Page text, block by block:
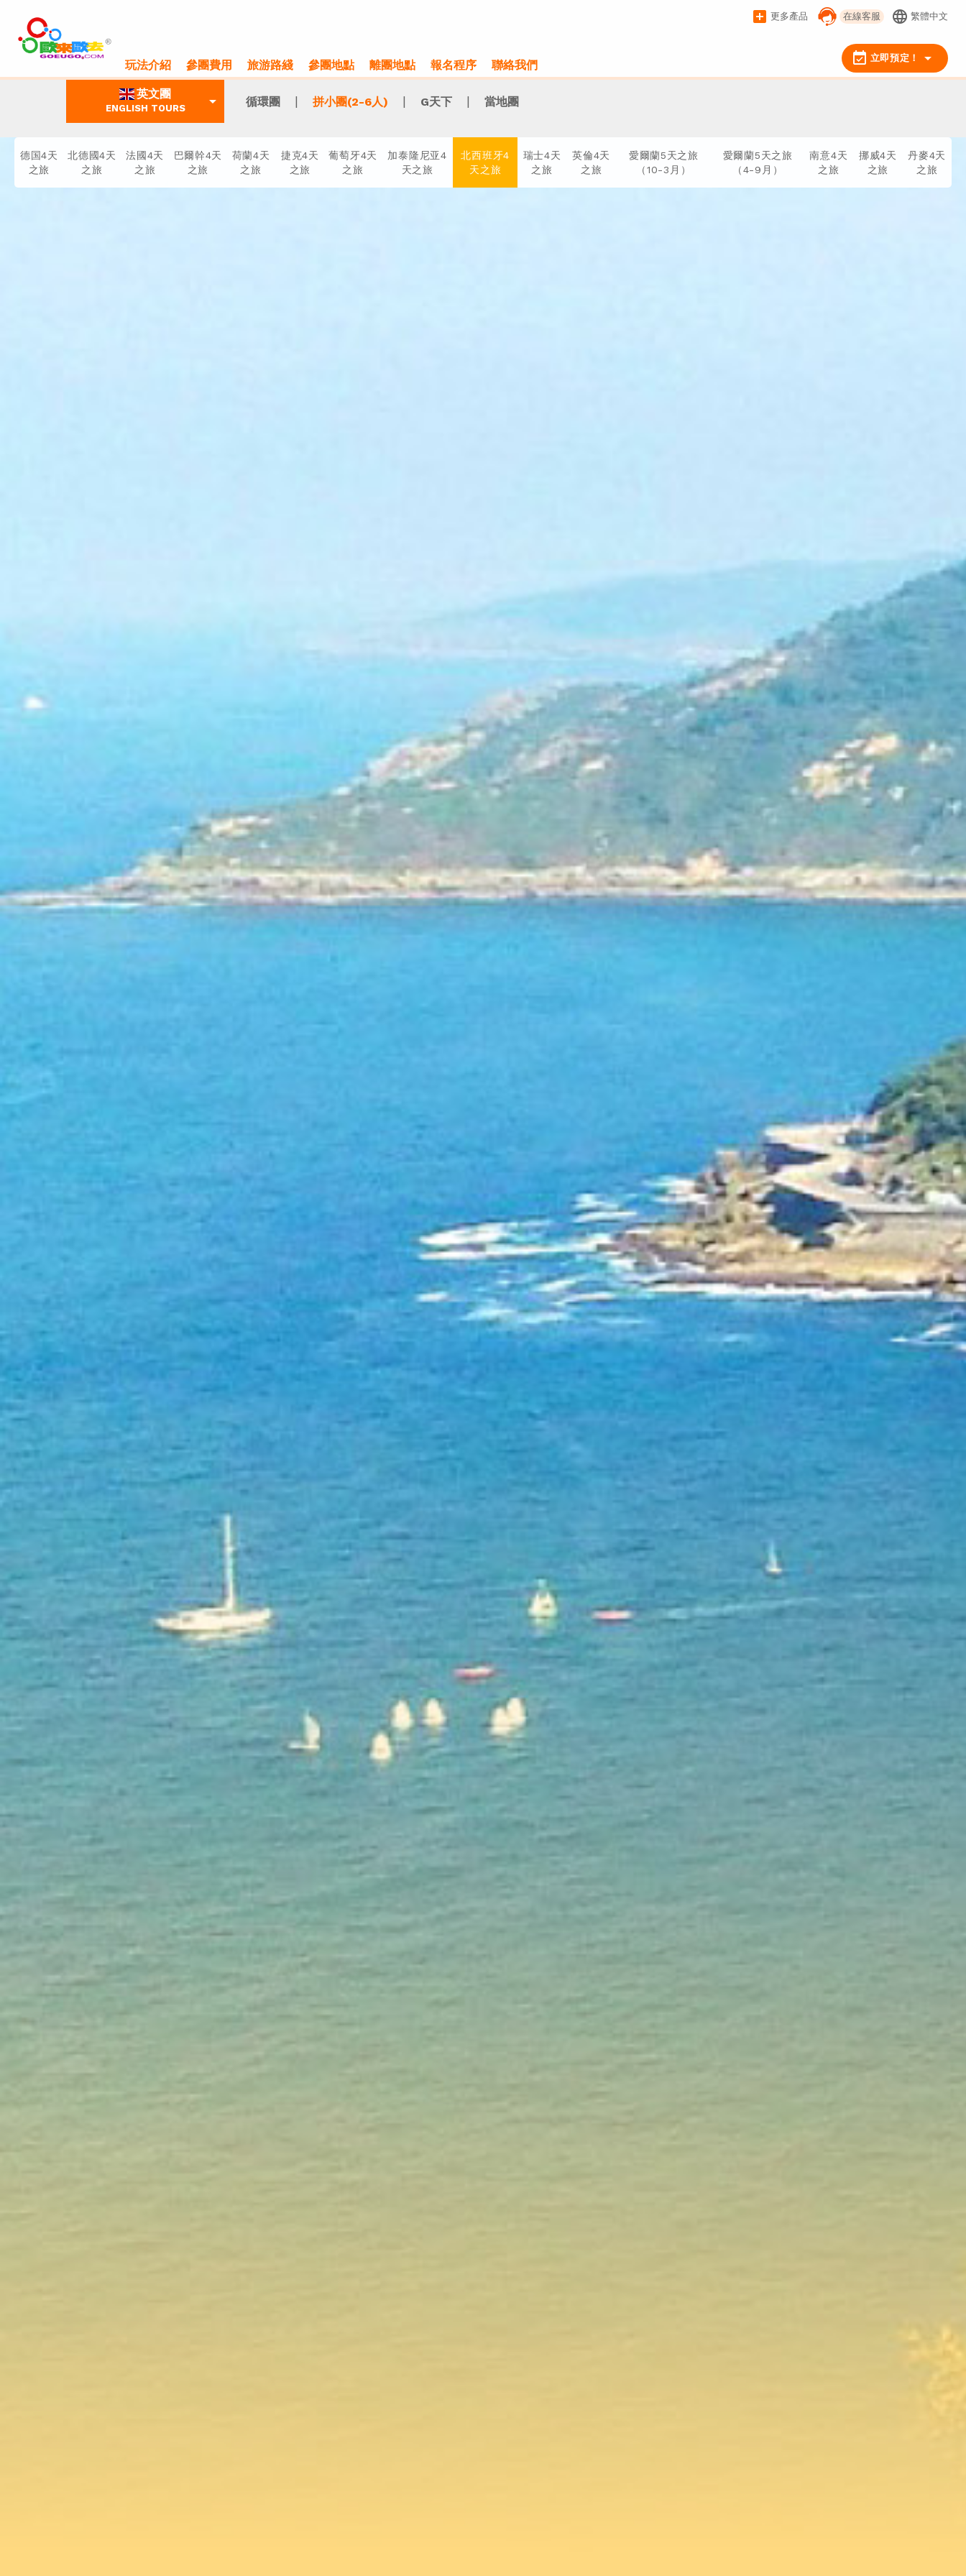
玩法介紹 參團費用 旅游路綫 參團地點 離團地點 報名程序 聯絡我們
add_box 更多產品 在線客服 language 繁體中文
event_available 立即預定！ arrow_drop_down
英文團
ENGLISH TOURS arrow_drop_down 循環團 | 拼小團(2-6人) | G天下 | 當地團
德国4天
之旅
北德國4天
之旅
法國4天
之旅
巴爾幹4天
之旅
荷蘭4天
之旅
捷克4天
之旅
葡萄牙4天
之旅
加泰隆尼亚4
天之旅
北西班牙4
天之旅
瑞士4天
之旅
英倫4天
之旅
愛爾蘭5天之旅
（10-3月）
愛爾蘭5天之旅
（4-9月）
南意4天
之旅
挪威4天
之旅
丹麥4天
之旅